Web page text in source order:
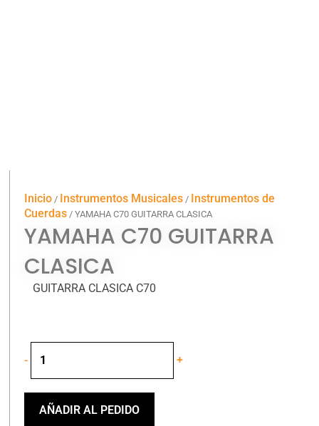
Inicio / Instrumentos Musicales / Instrumentos de
Cuerdas / YAMAHA C70 GUITARRA CLASICA
YAMAHA C70 GUITARRA
CLASICA
GUITARRA CLASICA C70
-
C70
GUITARRA
CLASICA
cantidad
+
AÑADIR AL PEDIDO